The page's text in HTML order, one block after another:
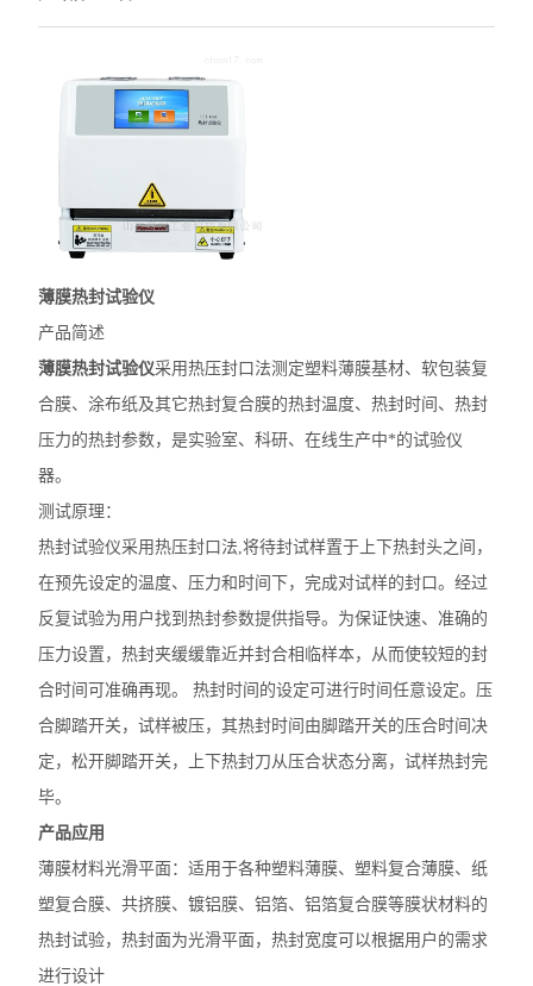
薄膜热封试验仪
产品简述
薄膜热封试验仪采用热压封口法测定塑料薄膜基材、软包装复
合膜、涂布纸及其它热封复合膜的热封温度、热封时间、热封
压力的热封参数，是实验室、科研、在线生产中*的试验仪
器。
测试原理：
热封试验仪采用热压封口法,将待封试样置于上下热封头之间，
在预先设定的温度、压力和时间下，完成对试样的封口。经过
反复试验为用户找到热封参数提供指导。为保证快速、准确的
压力设置，热封夹缓缓靠近并封合相临样本，从而使较短的封
合时间可准确再现。 热封时间的设定可进行时间任意设定。压
合脚踏开关，试样被压，其热封时间由脚踏开关的压合时间决
定，松开脚踏开关，上下热封刀从压合状态分离，试样热封完
毕。
产品应用
薄膜材料光滑平面：适用于各种塑料薄膜、塑料复合薄膜、纸
塑复合膜、共挤膜、镀铝膜、铝箔、铝箔复合膜等膜状材料的
热封试验，热封面为光滑平面，热封宽度可以根据用户的需求
进行设计